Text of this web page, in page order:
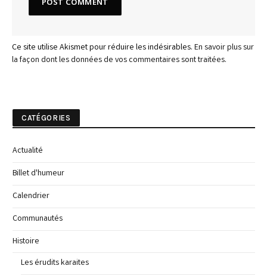
Ce site utilise Akismet pour réduire les indésirables. En savoir plus sur
la façon dont les données de vos commentaires sont traitées.
CATÉGORIES
Actualité
Billet d'humeur
Calendrier
Communautés
Histoire
Les érudits karaites